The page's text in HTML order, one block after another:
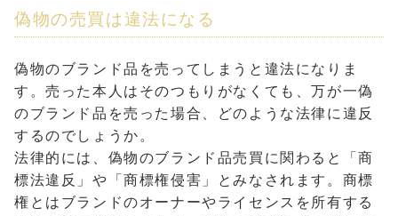
偽物の売買は違法になる
偽物のブランド品を売ってしまうと違法になりま
す。売った本人はそのつもりがなくても、万が一偽
のブランド品を売った場合、どのような法律に違反
するのでしょうか。
法律的には、偽物のブランド品売買に関わると「商
標法違反」や「商標権侵害」とみなされます。商標
権とはブランドのオーナーやライセンスを所有する